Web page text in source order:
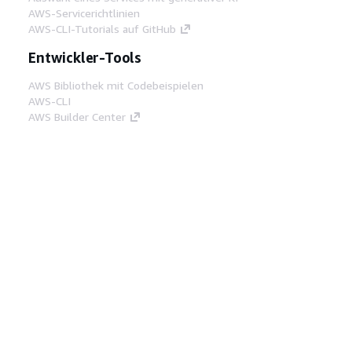
AWS-Servicerichtlinien
AWS-CLI-Tutorials auf GitHub
Entwickler-Tools
AWS Bibliothek mit Codebeispielen
AWS-CLI
AWS Builder Center